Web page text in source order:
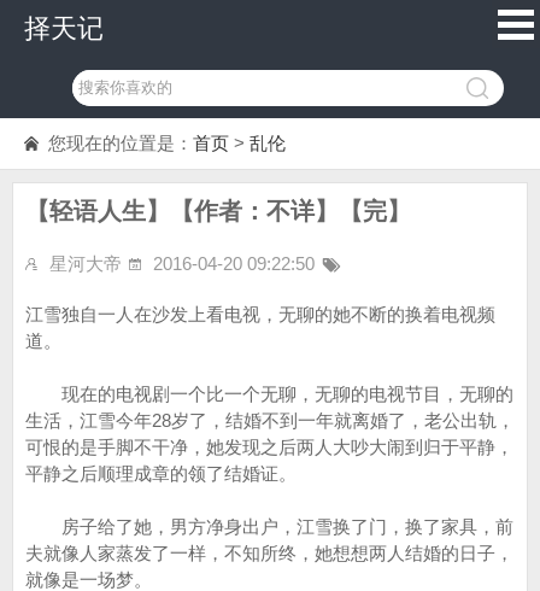
择天记
您现在的位置是： 首页 > 乱伦
【轻语人生】【作者：不详】【完】
星河大帝 2016-04-20 09:22:50
江雪独自一人在沙发上看电视，无聊的她不断的换着电视频
道。
现在的电视剧一个比一个无聊，无聊的电视节目，无聊的
生活，江雪今年28岁了，结婚不到一年就离婚了，老公出轨，
可恨的是手脚不干净，她发现之后两人大吵大闹到归于平静，
平静之后顺理成章的领了结婚证。
房子给了她，男方净身出户，江雪换了门，换了家具，前
夫就像人家蒸发了一样，不知所终，她想想两人结婚的日子，
就像是一场梦。